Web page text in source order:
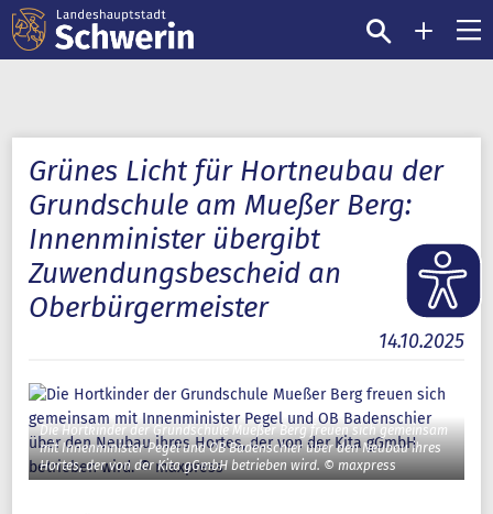
Grünes Licht für Hortneubau der
Grundschule am Mueßer Berg:
Innenminister übergibt
Zuwendungsbescheid an
Oberbürgermeister
14.10.2025
Die Hortkinder der Grundschule Mueßer Berg freuen sich gemeinsam
mit Innenminister Pegel und OB Badenschier über den Neubau ihres
Hortes, der von der Kita gGmbH betrieben wird. © maxpress